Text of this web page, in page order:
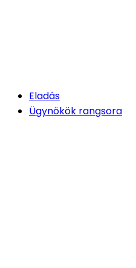
Eladás
Ügynökök rangsora